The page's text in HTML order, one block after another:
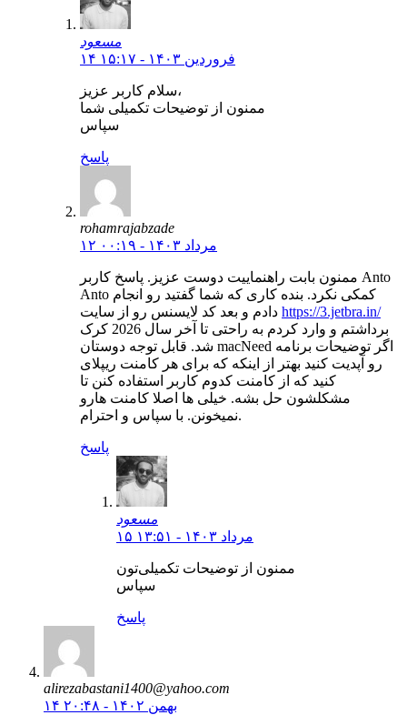
مسعود
۱۴ فروردین ۱۴۰۳ - ۱۵:۱۷
سلام کاربر عزیز،
ممنون از توضیحات تکمیلی شما
سپاس
پاسخ
rohamrajabzade
۱۲ مرداد ۱۴۰۳ - ۰۰:۱۹
ممنون بابت راهنماییت دوست عزیز. پاسخ کاربر Anto
Anto کمکی نکرد. بنده کاری که شما گفتید رو انجام
https://3.jetbra.in/
برداشتم و وارد کردم به راحتی تا آخر سال 2026 کرک
شد. قابل توجه دوستان macNeed اگر توضیحات برنامه
رو آپدیت کنید بهتر از اینکه که برای هر کامنت ریپلای
کنید که از کامنت کدوم کاربر استفاده کنن تا
مشکلشون حل بشه. خیلی ها اصلا کامنت هارو
نمیخونن. با سپاس و احترام.
پاسخ
مسعود
۱۵ مرداد ۱۴۰۳ - ۱۳:۵۱
ممنون از توضیحات تکمیلی‌تون
سپاس
پاسخ
alirezabastani1400@yahoo.com
۱۴ بهمن ۱۴۰۲ - ۲۰:۴۸